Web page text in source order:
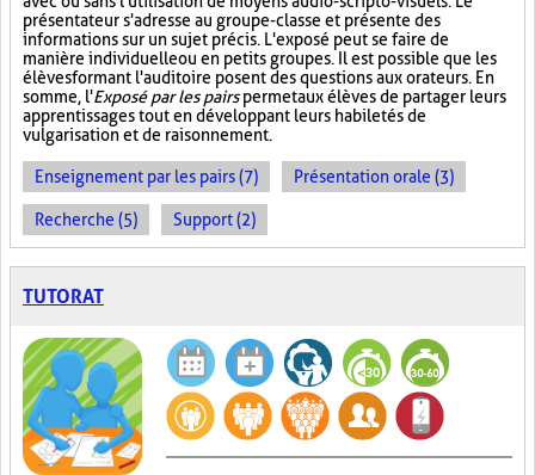
présentateur s'adresse au groupe-classe et présente des
informations sur un sujet précis. L'exposé peut se faire de
manière individuelle ou en petits groupes. Il est possible que les
élèves formant l'auditoire posent des questions aux orateurs. En
somme, l'Exposé par les pairspermet aux élèves de partager leurs
apprentissages tout en développant leurs habiletés de
vulgarisation et de raisonnement.
Enseignement par les pairs (7) Présentation orale (3)
Recherche (5) Support (2)
TUTORAT